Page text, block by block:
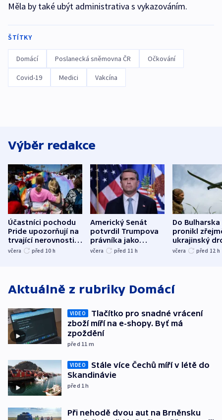
Měla by také ubýt administrativa s vykazováním.
ŠTÍTKY
Domácí Poslanecká sněmovna ČR Očkování
Covid-19 Medici Vakcína
Výběr redakce
Účastníci pochodu
Pride upozorňují na
trvající nerovnosti i
společenskou
včera před 10 h
Americký Senát
potvrdil Trumpova
právníka jako
ministra
včera před 11 h
Do Bulharska
pronikl
ukrajinský
explodoval
včera před 12 h
Aktuálně z rubriky Domácí
VIDEO
Tlačítko pro snadné vrácení
zboží míří na e-shopy. Byť má
zpoždění
před 11 m
VIDEO
Stále více Čechů míří v létě do
Skandinávie
před 1h
Při nehodě dvou aut na Brněnsku